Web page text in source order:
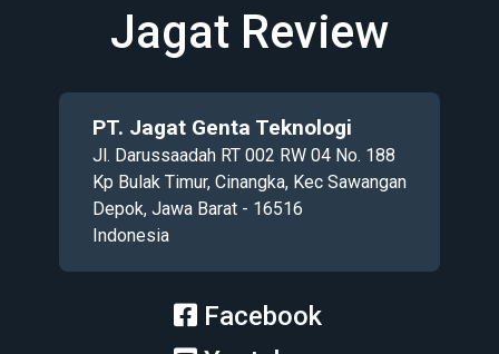
Jagat Review
PT. Jagat Genta Teknologi
Jl. Darussaadah RT 002 RW 04 No. 188
Kp Bulak Timur, Cinangka, Kec Sawangan
Depok, Jawa Barat - 16516
Indonesia
Facebook